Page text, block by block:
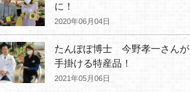
に！
2020年06月04日
たんぽぽ博士 今野孝一さんが
手掛ける特産品！
2021年05月06日